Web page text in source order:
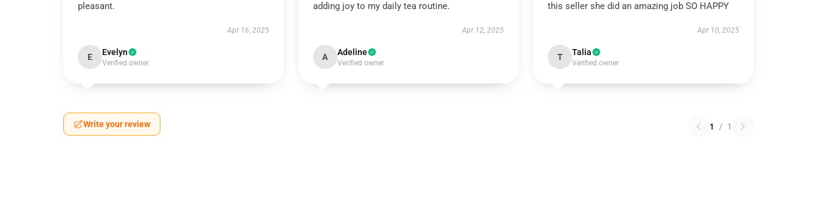
pleasant.
Apr 16, 2025
E Evelyn
Verified owner
adding joy to my daily tea routine.
Apr 12, 2025
A Adeline
Verified owner
this seller she did an amazing job SO HAPPY
Apr 10, 2025
T Talia
Verified owner
Write your review 1 / 1